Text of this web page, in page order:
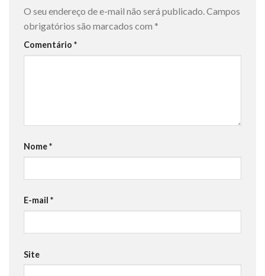
O seu endereço de e-mail não será publicado.Campos
obrigatórios são marcados com *
Comentário *
Nome*
E-mail *
Site